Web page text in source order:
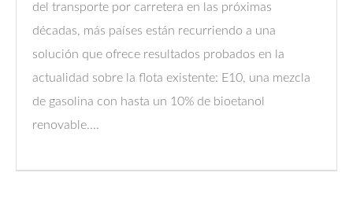
del transporte por carretera en las próximas
décadas, más países están recurriendo a una
solución que ofrece resultados probados en la
actualidad sobre la flota existente: E10, una mezcla
de gasolina con hasta un 10% de bioetanol
renovable....